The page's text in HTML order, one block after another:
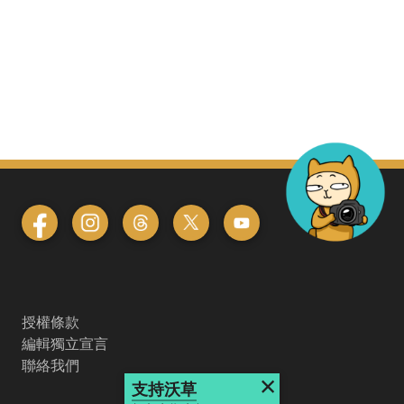
授權條款
編輯獨立宣言
聯絡我們
支持沃草 ×